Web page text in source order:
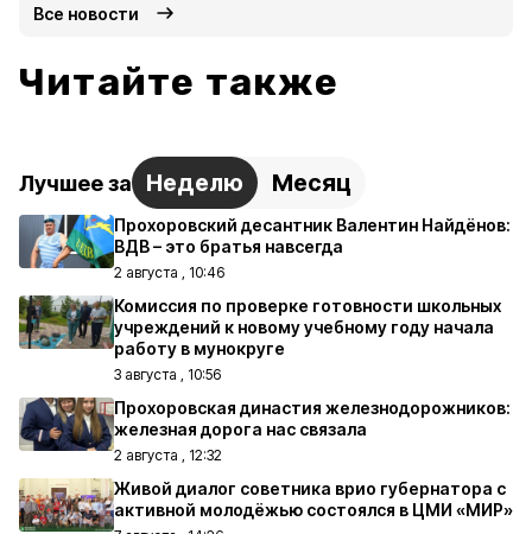
Все новости
Читайте также
Лучшее за Неделю Месяц
Прохоровский десантник Валентин Найдёнов:
ВДВ – это братья навсегда
2 августа , 10:46
Комиссия по проверке готовности школьных
учреждений к новому учебному году начала
работу в мунокруге
3 августа , 10:56
Прохоровская династия железнодорожников:
железная дорога нас связала
2 августа , 12:32
Живой диалог советника врио губернатора с
активной молодёжью состоялся в ЦМИ «МИР»